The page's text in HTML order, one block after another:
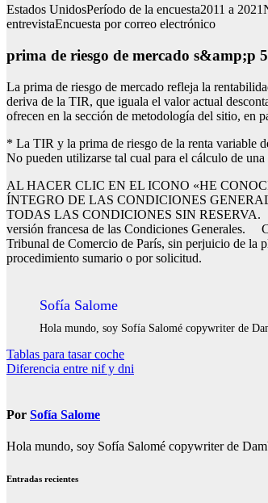
Estados UnidosPeríodo de la encuesta2011 a
entrevistaEncuesta por correo electrónico
prima de riesgo de mercado s&amp;p
La prima de riesgo de mercado refleja la
deriva de la TIR, que iguala el valor actual
ofrecen en la sección de metodología del sitio, en
* La TIR y la prima de riesgo de la renta variable
No pueden utilizarse tal cual para el cálculo de
AL HACER CLIC EN EL ICONO «HE
ÍNTEGRO DE LAS CONDICIONES
TODAS LAS CONDICIONES SIN RESERVA.
versión francesa de las Condiciones Generales.
Tribunal de Comercio de París, sin perjuicio de la
procedimiento sumario o por solicitud.
Sofía Salome
Hola mundo, soy Sofía Salomé copywriter de
Navegación
de
Tablas para tasar coche
Diferencia entre nif y dni
Por Sofía Salome
Hola mundo, soy Sofía Salomé copywriter de
Entradas recientes